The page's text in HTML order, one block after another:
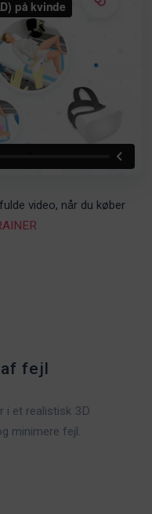
video, når du køber
fejl
i et realistisk 3D
minimere fejl.